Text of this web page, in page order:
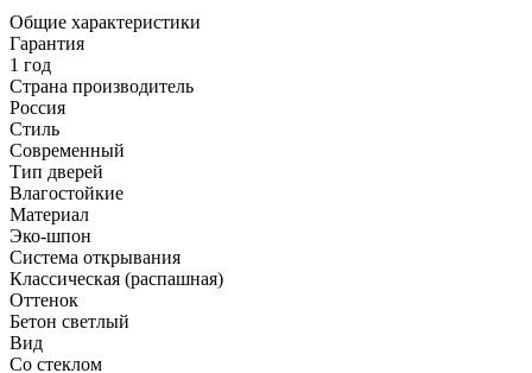
Общие характеристики
Гарантия
1 год
Страна производитель
Россия
Стиль
Современный
Тип дверей
Влагостойкие
Материал
Эко-шпон
Система открывания
Классическая (распашная)
Оттенок
Бетон светлый
Вид
Со стеклом